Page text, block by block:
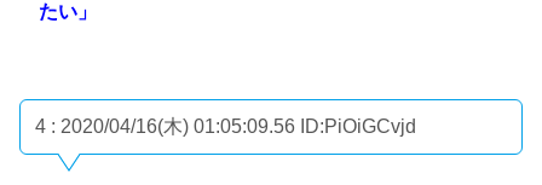
たい」
4 : 2020/04/16(木) 01:05:09.56 ID:PiOiGCvjd